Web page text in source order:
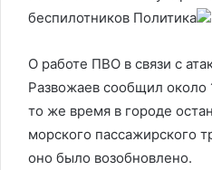
беспилотников Политика
О работе ПВО в связи с
Развожаев сообщил около
то же время в городе
морского пассажирского
оно было возобновлено.